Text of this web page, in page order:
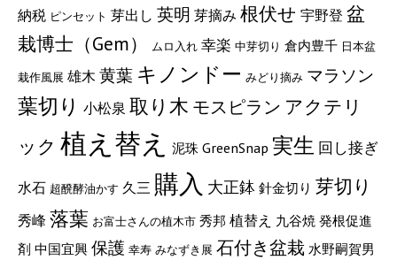
納税 ピンセット 芽出し 英明 芽摘み 根伏せ 宇野登 盆
栽博士（Gem）
ムロ入れ 幸楽 中芽切り 倉内豊千 日本盆
栽作風展 雄木 黄葉 キノンドー みどり摘み マラソン
葉切り 小松泉 取り木 モスピラン アクテリ
ック 植え替え 泥珠 GreenSnap 実生 回し接ぎ
水石 超醗酵油かす 久三 購入 大正鉢 針金切り 芽切り
秀峰 落葉 お富士さんの植木市 秀邦 植替え 九谷焼 発根促進
剤 中国宜興 保護 幸寿 みなずき展 石付き盆栽 水野嗣賀男